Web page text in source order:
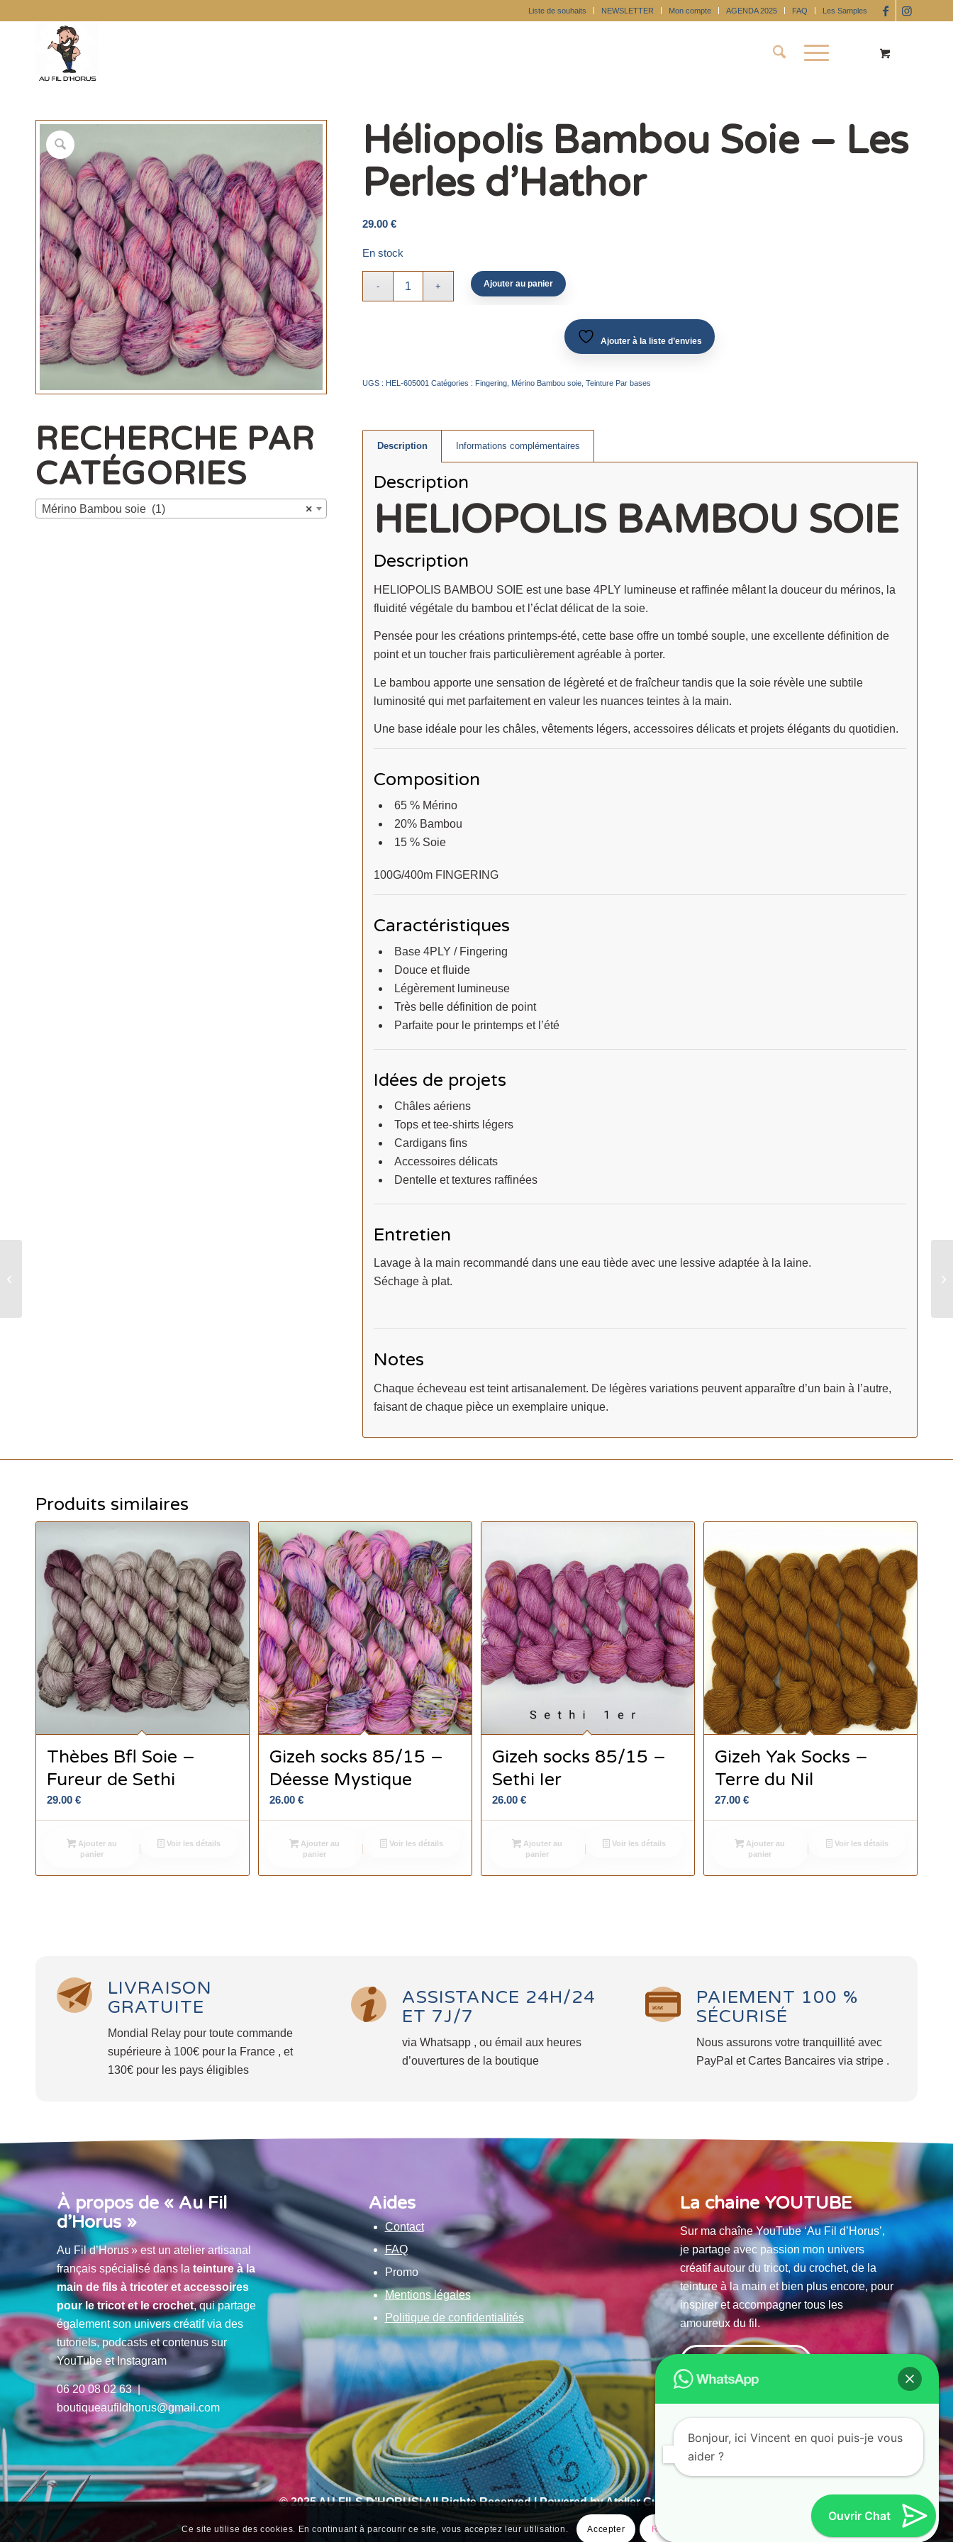
Liste de souhaits NEWSLETTER Mon compte AGENDA 2025 FAQ Les Samples
RECHERCHE PAR
CATÉGORIES
×
Mérino Bambou soie (1)
Héliopolis Bambou Soie – Les
Perles d’Hathor
29.00 €
En stock
Ajouter au panier
Ajouter à la liste d’envies
UGS : HEL-605001 Catégories : Fingering, Mérino Bambou soie, Teinture Par bases
Description Informations complémentaires
Description
HELIOPOLIS BAMBOU SOIE
Description
HELIOPOLIS BAMBOU SOIE est une base 4PLY lumineuse et raffinée mêlant la douceur du mérinos, la
fluidité végétale du bambou et l’éclat délicat de la soie.
Pensée pour les créations printemps-été, cette base offre un tombé souple, une excellente définition de
point et un toucher frais particulièrement agréable à porter.
Le bambou apporte une sensation de légèreté et de fraîcheur tandis que la soie révèle une subtile
luminosité qui met parfaitement en valeur les nuances teintes à la main.
Une base idéale pour les châles, vêtements légers, accessoires délicats et projets élégants du quotidien.
Composition
65 % Mérino
20% Bambou
15 % Soie
100G/400m FINGERING
Caractéristiques
Base 4PLY / Fingering
Douce et fluide
Légèrement lumineuse
Très belle définition de point
Parfaite pour le printemps et l’été
Idées de projets
Châles aériens
Tops et tee-shirts légers
Cardigans fins
Accessoires délicats
Dentelle et textures raffinées
Entretien
Lavage à la main recommandé dans une eau tiède avec une lessive adaptée à la laine.
Séchage à plat.
Notes
Chaque écheveau est teint artisanalement. De légères variations peuvent apparaître d’un bain à l’autre,
faisant de chaque pièce un exemplaire unique.
Produits similaires
Thèbes Bfl Soie –
Fureur de Sethi
29.00 €
Ajouter au
panier
Voir les détails
Gizeh socks 85/15 –
Déesse Mystique
26.00€
Ajouter au
panier
Voir les détails
Gizeh socks 85/15 –
Sethi Ier
26.00€
Ajouter au
panier
Voir les détails
Gizeh Yak Socks –
Terre du Nil
27.00€
Ajouter au
panier
Voir les détails
LIVRAISON
GRATUITE
Mondial Relay pour toute commande
supérieure à 100€ pour la France , et
130€ pour les pays éligibles
ASSISTANCE 24H/24
ET 7J/7
via Whatsapp , ou émail aux heures
d’ouvertures de la boutique
PAIEMENT 100 %
SÉCURISÉ
Nous assurons votre tranquillité avec
PayPal et Cartes Bancaires via stripe .
À propos de « Au Fil
d’Horus »
Au Fil d’Horus » est un atelier artisanal
français spécialisé dans la teinture à la
main de fils à tricoter et accessoires
pour le tricot et le crochet, qui partage
également son univers créatif via des
tutoriels, podcasts et contenus sur
YouTube et Instagram
06 20 08 02 63 |
boutiqueaufildhorus@gmail.com
Aides
Contact
FAQ
Promo
Mentions légales
Politique de confidentialités
La chaine YOUTUBE
Sur ma chaîne YouTube ‘Au Fil d’Horus’,
je partage avec passion mon univers
créatif autour du tricot, du crochet, de la
teinture à la main et bien plus encore, pour
inspirer et accompagner tous les
amoureux du fil.
© 2025 AU FILS D’HORUS| All Rights Reserved | Powered by Atelier Guias
Ce site utilise des cookies. En continuant à parcourir ce site, vous acceptez leur utilisation. Accepter Refuser
Bonjour, ici Vincent en quoi puis-je vous
aider ?
Ouvrir Chat